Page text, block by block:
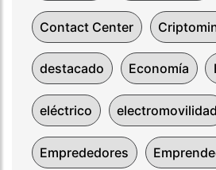
Contact Center
destacado Economía
eléctrico electromovilidad
Emprededores